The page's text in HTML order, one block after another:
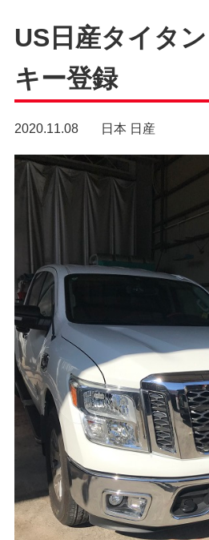
US日産タイタ
キー登録
2020.11.08 日本 日産